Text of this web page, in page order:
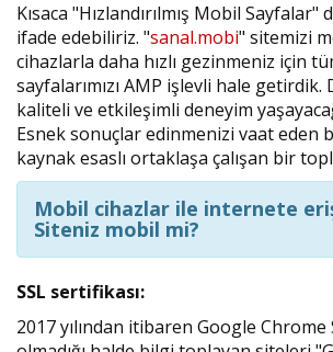
Kısaca "Hızlandırılmış Mobil Sayfalar"
ifade edebiliriz. "sanal.mobi" sitemizi
cihazlarla daha hızlı gezinmeniz için
sayfalarımızı AMP işlevli hale getirdik.
kaliteli ve etkileşimli deneyim
Esnek sonuçlar edinmenizi vaat eden
kaynak esaslı ortaklaşa çalışan bir
Mobil cihazlar ile internete
Siteniz mobil mi?
SSL sertifikası:
2017 yılından itibaren Google Chrome